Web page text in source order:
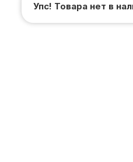
Упс! Товара нет в